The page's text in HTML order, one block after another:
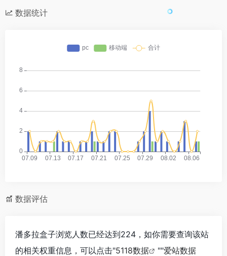
数据统计
数据评估
潘多拉盒子浏览人数已经达到224，如你需要查询该站
的相关权重信息，可以点击"5118数据 ""爱站数据